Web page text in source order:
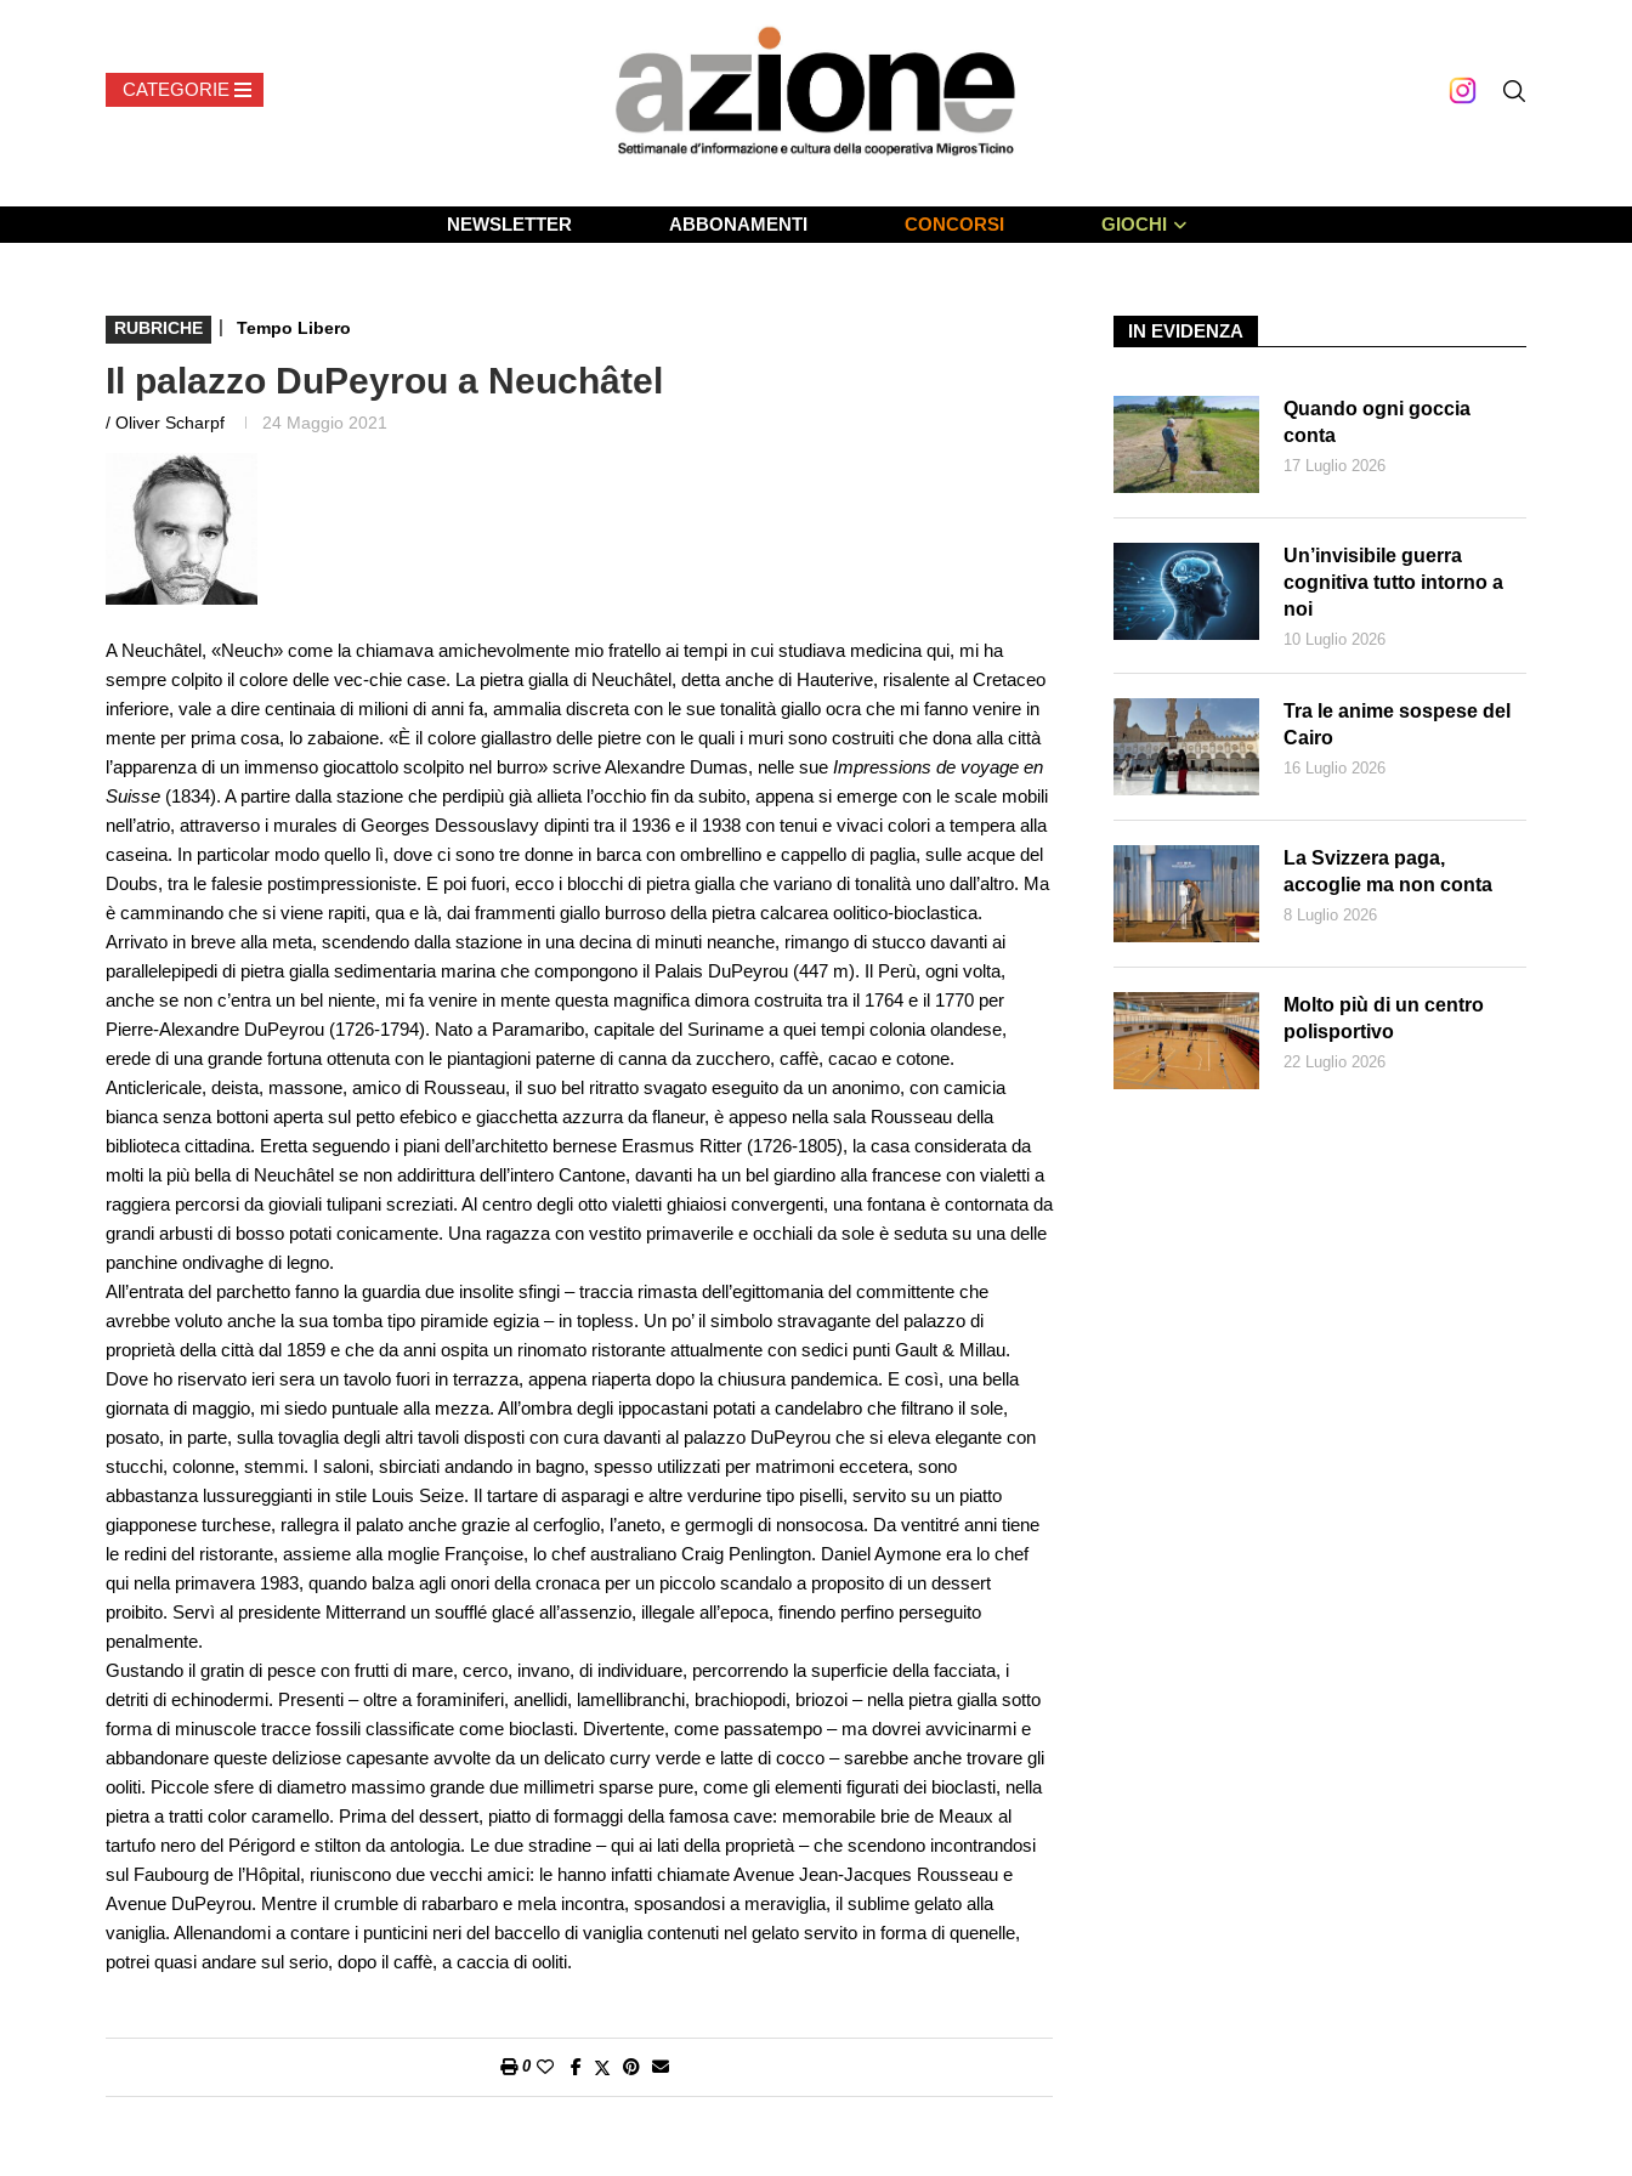
NEWSLETTER ABBONAMENTI CONCORSI GIOCHI
RUBRICHE | Tempo Libero
Il palazzo DuPeyrou a Neuchâtel
/ Oliver Scharpf 24 Maggio 2021
A Neuchâtel, «Neuch» come la chiamava amichevolmente mio fratello ai tempi in cui studiava medicina qui, mi ha
sempre colpito il colore delle vec-chie case. La pietra gialla di Neuchâtel, detta anche di Hauterive, risalente al Cretaceo
inferiore, vale a dire centinaia di milioni di anni fa, ammalia discreta con le sue tonalità giallo ocra che mi fanno venire in
mente per prima cosa, lo zabaione. «È il colore giallastro delle pietre con le quali i muri sono costruiti che dona alla città
l’apparenza di un immenso giocattolo scolpito nel burro» scrive Alexandre Dumas, nelle sue Impressions de voyage en
Suisse (1834). A partire dalla stazione che perdipiù già allieta l’occhio fin da subito, appena si emerge con le scale mobili
nell’atrio, attraverso i murales di Georges Dessouslavy dipinti tra il 1936 e il 1938 con tenui e vivaci colori a tempera alla
caseina. In particolar modo quello lì, dove ci sono tre donne in barca con ombrellino e cappello di paglia, sulle acque del
Doubs, tra le falesie postimpressioniste. E poi fuori, ecco i blocchi di pietra gialla che variano di tonalità uno dall’altro. Ma
è camminando che si viene rapiti, qua e là, dai frammenti giallo burroso della pietra calcarea oolitico-bioclastica.
Arrivato in breve alla meta, scendendo dalla stazione in una decina di minuti neanche, rimango di stucco davanti ai
parallelepipedi di pietra gialla sedimentaria marina che compongono il Palais DuPeyrou (447 m). Il Perù, ogni volta,
anche se non c’entra un bel niente, mi fa venire in mente questa magnifica dimora costruita tra il 1764 e il 1770 per
Pierre-Alexandre DuPeyrou (1726-1794). Nato a Paramaribo, capitale del Suriname a quei tempi colonia olandese,
erede di una grande fortuna ottenuta con le piantagioni paterne di canna da zucchero, caffè, cacao e cotone.
Anticlericale, deista, massone, amico di Rousseau, il suo bel ritratto svagato eseguito da un anonimo, con camicia
bianca senza bottoni aperta sul petto efebico e giacchetta azzurra da flaneur, è appeso nella sala Rousseau della
biblioteca cittadina. Eretta seguendo i piani dell’architetto bernese Erasmus Ritter (1726-1805), la casa considerata da
molti la più bella di Neuchâtel se non addirittura dell’intero Cantone, davanti ha un bel giardino alla francese con vialetti a
raggiera percorsi da gioviali tulipani screziati. Al centro degli otto vialetti ghiaiosi convergenti, una fontana è contornata da
grandi arbusti di bosso potati conicamente. Una ragazza con vestito primaverile e occhiali da sole è seduta su una delle
panchine ondivaghe di legno.
All’entrata del parchetto fanno la guardia due insolite sfingi – traccia rimasta dell’egittomania del committente che
avrebbe voluto anche la sua tomba tipo piramide egizia – in topless. Un po’ il simbolo stravagante del palazzo di
proprietà della città dal 1859 e che da anni ospita un rinomato ristorante attualmente con sedici punti Gault & Millau.
Dove ho riservato ieri sera un tavolo fuori in terrazza, appena riaperta dopo la chiusura pandemica. E così, una bella
giornata di maggio, mi siedo puntuale alla mezza. All’ombra degli ippocastani potati a candelabro che filtrano il sole,
posato, in parte, sulla tovaglia degli altri tavoli disposti con cura davanti al palazzo DuPeyrou che si eleva elegante con
stucchi, colonne, stemmi. I saloni, sbirciati andando in bagno, spesso utilizzati per matrimoni eccetera, sono
abbastanza lussureggianti in stile Louis Seize. Il tartare di asparagi e altre verdurine tipo piselli, servito su un piatto
giapponese turchese, rallegra il palato anche grazie al cerfoglio, l’aneto, e germogli di nonsocosa. Da ventitré anni tiene
le redini del ristorante, assieme alla moglie Françoise, lo chef australiano Craig Penlington. Daniel Aymone era lo chef
qui nella primavera 1983, quando balza agli onori della cronaca per un piccolo scandalo a proposito di un dessert
proibito. Servì al presidente Mitterrand un soufflé glacé all’assenzio, illegale all’epoca, finendo perfino perseguito
penalmente.
Gustando il gratin di pesce con frutti di mare, cerco, invano, di individuare, percorrendo la superficie della facciata, i
detriti di echinodermi. Presenti – oltre a foraminiferi, anellidi, lamellibranchi, brachiopodi, briozoi – nella pietra gialla sotto
forma di minuscole tracce fossili classificate come bioclasti. Divertente, come passatempo – ma dovrei avvicinarmi e
abbandonare queste deliziose capesante avvolte da un delicato curry verde e latte di cocco – sarebbe anche trovare gli
ooliti. Piccole sfere di diametro massimo grande due millimetri sparse pure, come gli elementi figurati dei bioclasti, nella
pietra a tratti color caramello. Prima del dessert, piatto di formaggi della famosa cave: memorabile brie de Meaux al
tartufo nero del Périgord e stilton da antologia. Le due stradine – qui ai lati della proprietà – che scendono incontrandosi
sul Faubourg de l’Hôpital, riuniscono due vecchi amici: le hanno infatti chiamate Avenue Jean-Jacques Rousseau e
Avenue DuPeyrou. Mentre il crumble di rabarbaro e mela incontra, sposandosi a meraviglia, il sublime gelato alla
vaniglia. Allenandomi a contare i punticini neri del baccello di vaniglia contenuti nel gelato servito in forma di quenelle,
potrei quasi andare sul serio, dopo il caffè, a caccia di ooliti.
0
IN EVIDENZA
Quando ogni goccia
conta
17 Luglio 2026
Un’invisibile guerra
cognitiva tutto intorno a
noi
10 Luglio 2026
Tra le anime sospese del
Cairo
16 Luglio 2026
La Svizzera paga,
accoglie ma non conta
8 Luglio 2026
Molto più di un centro
polisportivo
22 Luglio 2026